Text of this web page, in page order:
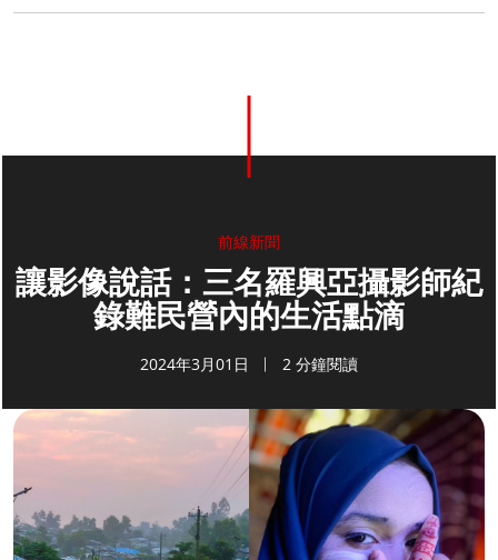
前線新聞
讓影像說話：三名羅興亞攝影師紀
錄難民營內的生活點滴
2024年3月01日 2 分鐘閱讀